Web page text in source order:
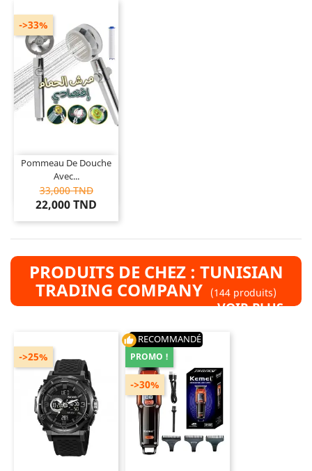
Pommeau De Douche
Avec...
33,000 TND
22,000 TND
->33%
PRODUITS DE CHEZ : TUNISIAN
TRADING COMPANY (144 produits)
VOIR PLUS »
->25%
thumb_up RECOMMANDÉ
PROMO !
->30%